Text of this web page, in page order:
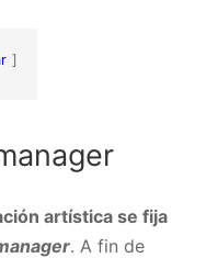
artística se fija
. A fin de